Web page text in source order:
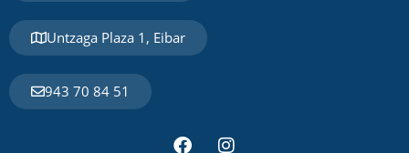
Untzaga Plaza 1, Eibar
943 70 84 51